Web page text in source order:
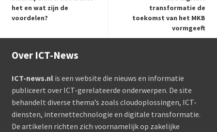
het en wat zijn de
voordelen?
transformatie de
toekomst van het MKB
vormgeeft
Over ICT-News
ICT-news.nl is een website die nieuws en informatie
publiceert over ICT-gerelateerde onderwerpen. De site
behandelt diverse thema’s zoals cloudoplossingen, ICT-
diensten, internettechnologie en digitale transformatie.
De artikelen richten zich voornamelijk op zakelijke